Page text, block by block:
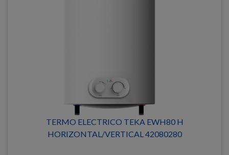
TERMO ELECTRICO TEKA EWH80 H
HORIZONTAL/VERTICAL 42080280